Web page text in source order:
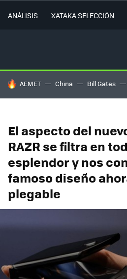
ANÁLISIS XATAKA SELECCIÓN
HOY SE HABLA DE
AEMET China Bill Gates
El aspecto del
RAZR se filtra en
esplendor y nos
famoso diseño
plegable